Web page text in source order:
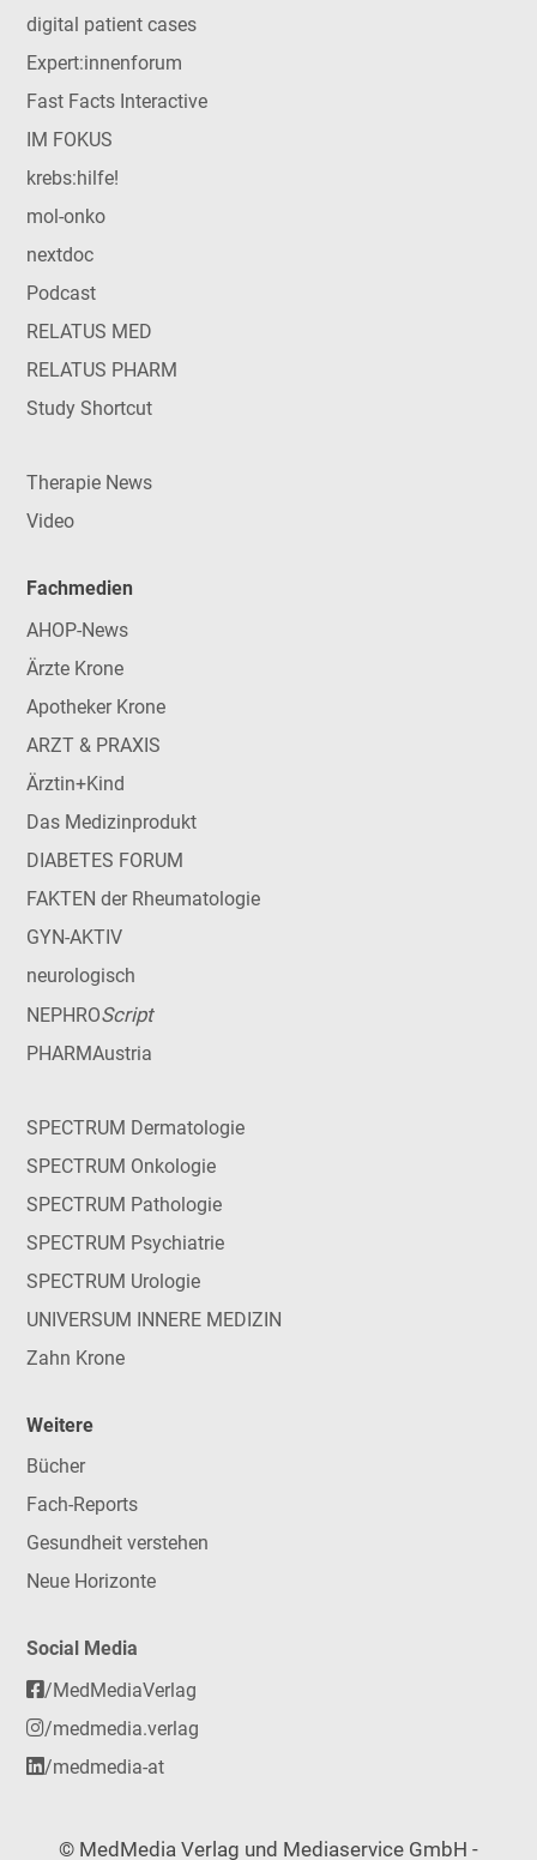
digital patient cases
Expert:innenforum
Fast Facts Interactive
IM FOKUS
krebs:hilfe!
mol-onko
nextdoc
Podcast
RELATUS MED
RELATUS PHARM
Study Shortcut
Therapie News
Video
Fachmedien
AHOP-News
Ärzte Krone
Apotheker Krone
ARZT & PRAXIS
Ärztin+Kind
Das Medizinprodukt
DIABETES FORUM
FAKTEN der Rheumatologie
GYN-AKTIV
neurologisch
NEPHROScript
PHARMAustria
SPECTRUM Dermatologie
SPECTRUM Onkologie
SPECTRUM Pathologie
SPECTRUM Psychiatrie
SPECTRUM Urologie
UNIVERSUM INNERE MEDIZIN
Zahn Krone
Weitere
Bücher
Fach-Reports
Gesundheit verstehen
Neue Horizonte
Social Media
/MedMediaVerlag
/medmedia.verlag
/medmedia-at
© MedMedia Verlag und Mediaservice GmbH -